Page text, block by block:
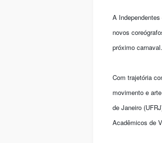
A
novos
próximo carnaval.
Com trajetória
movimento e
de Janeiro
Acadêmicos de